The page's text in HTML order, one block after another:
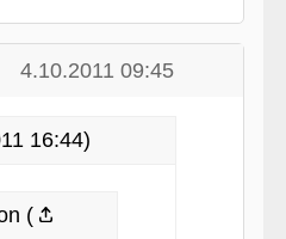
4.10.2011 09:45
16:44)
(